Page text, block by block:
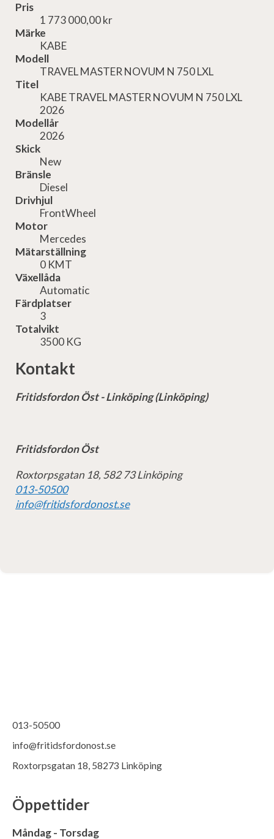
Pris
1 773 000,00 kr
Märke
KABE
Modell
TRAVEL MASTER NOVUM N 750 LXL
Titel
KABE TRAVEL MASTER NOVUM N 750 LXL
2026
Modellår
2026
Skick
New
Bränsle
Diesel
Drivhjul
FrontWheel
Motor
Mercedes
Mätarställning
0 KMT
Växellåda
Automatic
Färdplatser
3
Totalvikt
3500 KG
Kontakt
Fritidsfordon Öst - Linköping (Linköping)
Fritidsfordon Öst
Roxtorpsgatan 18, 582 73 Linköping
013-50500
info@fritidsfordonost.se
013-50500
info@fritidsfordonost.se
Roxtorpsgatan 18, 58273 Linköping
Öppettider
Måndag - Torsdag